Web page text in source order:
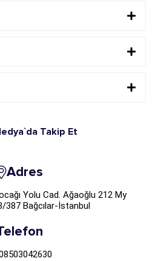
Takip Et
Adres
Yolu Cad. Ağaoğlu 212 My
Bağcılar-İstanbul